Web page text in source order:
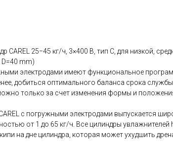
CAREL 25−45 кг/ч, 3×400 В, тип C, для низкой,
D=40 mm)
электродами имеют функциональное
добиться оптимального баланса срока
только за счет изменения формы и
с погружными электродами выпускается
от 1 до 65 кг/ч. Все цилиндры
на дне цилиндра, которая может ухудшить